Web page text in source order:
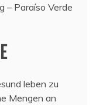
– Paraíso Verde
leben zu
Mengen an